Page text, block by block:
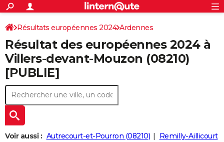
ACTUALITÉS
Politique
Société
Faits Divers
Education
Monde
Villes
+
SPORT
Coupe du monde 2026
Football
Tennis
Cyclisme
Rugby
Forum
CULTURE
Programme TV
TNT
Streaming
Cinéma
Sorties cinéma
Musique
+FINANCE
Retraite
Impôts
Epargne
Immobilier
Risques naturels par ville
Banque
Assurance
CréditAUTO
Essais
Réserver un essai
Citadines
Berlines
SUV
Forum auto
+HIGH-TECH
Mobiles
Meilleur smartphone
Internet
Ordinateurs
Jeux vidéo
Guide high-tech
+
BRICOLAGE
S'inscrire
Connexion
Résultats européennes 2024 Ardennes
Résultat des européennes 2024 à
Villers-devant-Mouzon (08210)
[PUBLIE]
Voir aussi : Autrecourt-et-Pourron (08210)
Remilly-Aillicourt